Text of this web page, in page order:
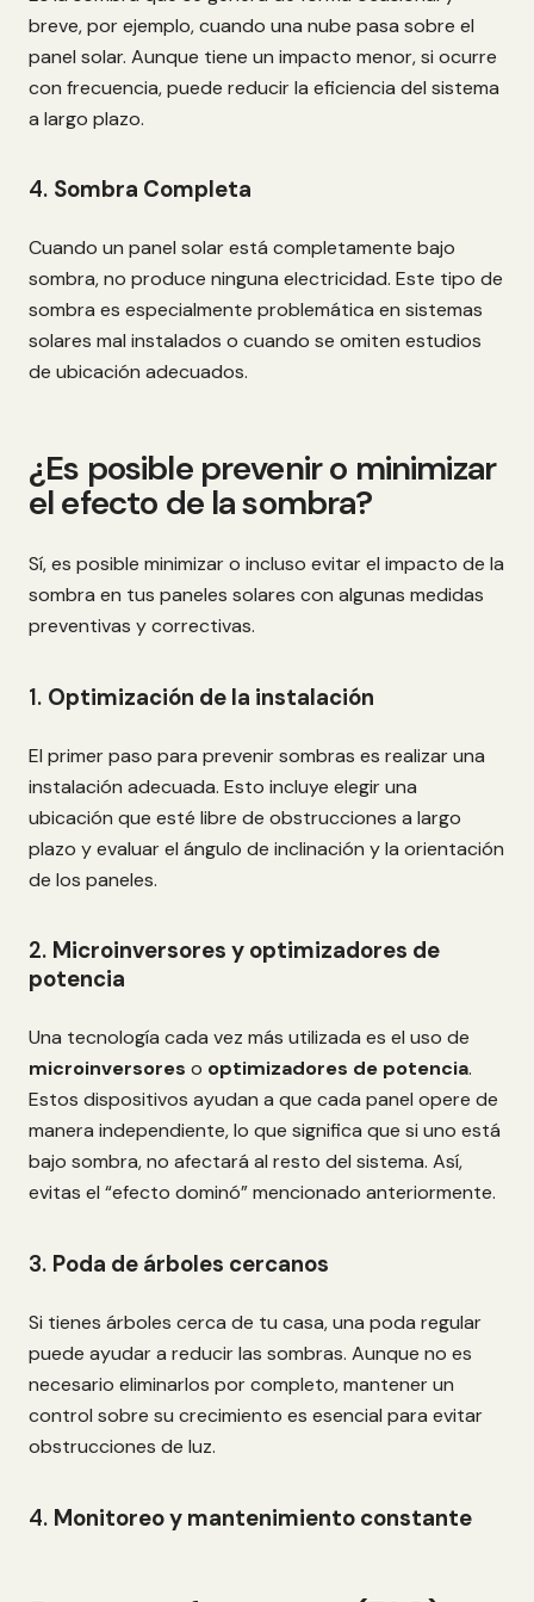
breve, por ejemplo, cuando una nube pasa sobre el
panel solar. Aunque tiene un impacto menor, si ocurre
con frecuencia, puede reducir la eficiencia del sistema
a largo plazo.
4. Sombra Completa
Cuando un panel solar está completamente bajo
sombra, no produce ninguna electricidad. Este tipo de
sombra es especialmente problemática en sistemas
solares mal instalados o cuando se omiten estudios
de ubicación adecuados.
¿Es posible prevenir o minimizar
el efecto de la sombra?
Sí, es posible minimizar o incluso evitar el impacto de la
sombra en tus paneles solares con algunas medidas
preventivas y correctivas.
1. Optimización de la instalación
El primer paso para prevenir sombras es realizar una
instalación adecuada. Esto incluye elegir una
ubicación que esté libre de obstrucciones a largo
plazo y evaluar el ángulo de inclinación y la orientación
de los paneles.
2. Microinversores y optimizadores de
potencia
Una tecnología cada vez más utilizada es el uso de
microinversores o optimizadores de potencia.
Estos dispositivos ayudan a que cada panel opere de
manera independiente, lo que significa que si uno está
bajo sombra, no afectará al resto del sistema. Así,
evitas el “efecto dominó” mencionado anteriormente.
3. Poda de árboles cercanos
Si tienes árboles cerca de tu casa, una poda regular
puede ayudar a reducir las sombras. Aunque no es
necesario eliminarlos por completo, mantener un
control sobre su crecimiento es esencial para evitar
obstrucciones de luz.
4. Monitoreo y mantenimiento constante